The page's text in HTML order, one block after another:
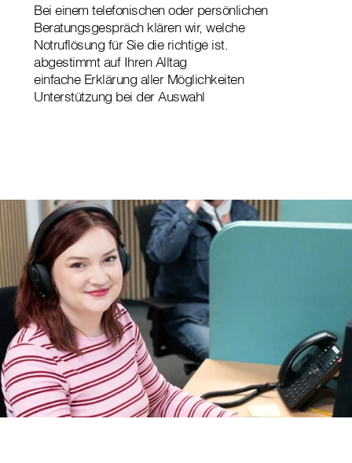
Bei einem telefonischen oder persönlichen
Beratungsgespräch klären wir, welche
Notruflösung für Sie die richtige ist.
abgestimmt auf Ihren Alltag
einfache Erklärung aller Möglichkeiten
Unterstützung bei der Auswahl